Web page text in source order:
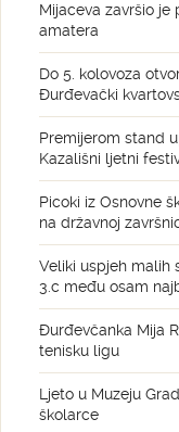
Mijaceva završio je
amatera
Do 5. kolovoza
Đurđevački
Premijerom stand
Kazališni ljetni
Picoki iz Osnovne
na državnoj
Veliki uspjeh malih
3.c među osam
Đurđevčanka Mija
tenisku ligu
Ljeto u Muzeju
školarce